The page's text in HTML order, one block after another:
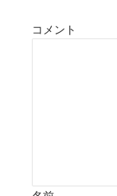
コメント